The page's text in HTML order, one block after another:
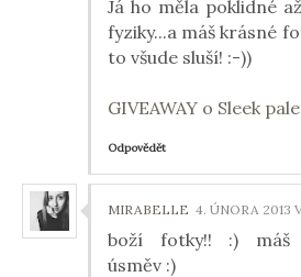
Já ho měla poklidné
fyziky...a máš krásné
to všude sluší! :-))
GIVEAWAY o Sleek
Odpovědět
MIRABELLE 4. ÚNORA 2013
boží fotky!! :) máš
úsměv :)